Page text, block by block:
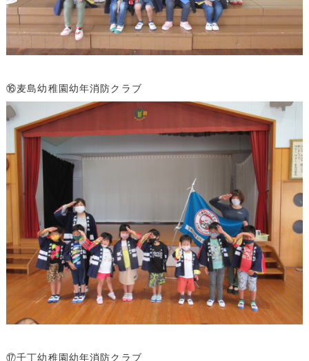
⑯麦島幼稚園幼年消防クラブ
⑰千丁幼稚園幼年消防クラブ